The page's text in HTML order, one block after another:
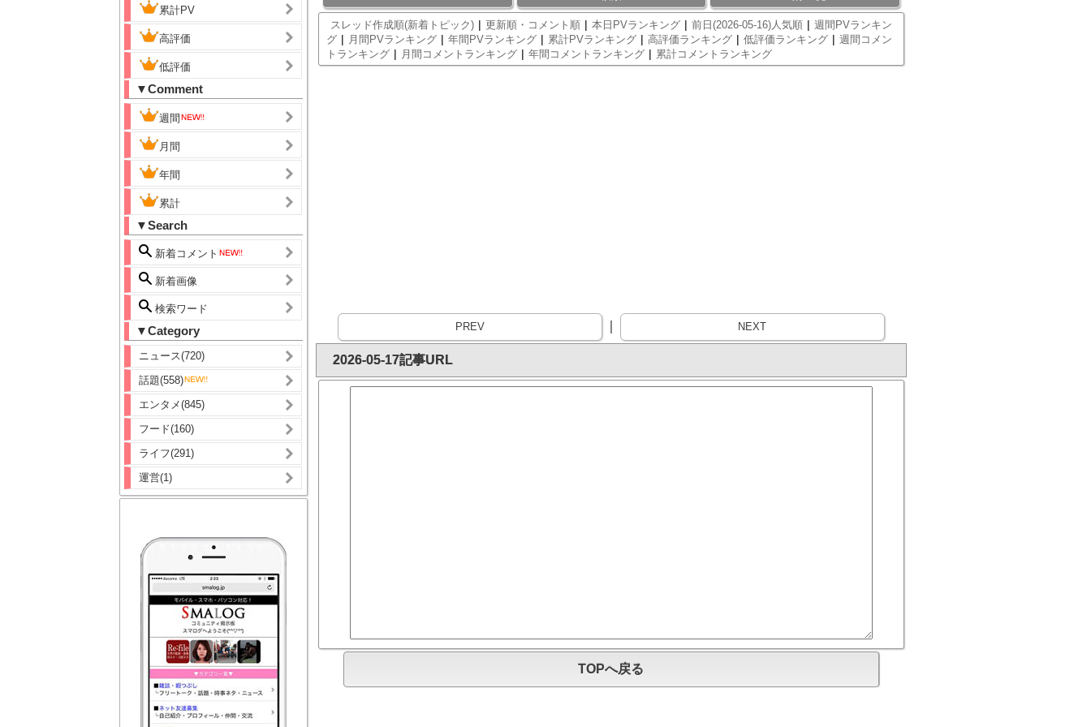
累計PV
高評価
低評価
▼Comment
週間
月間
年間
累計
▼Search
新着コメント
新着画像
検索ワード
▼Category
ニュース(720)
話題(558)
エンタメ(845)
フード(160)
ライフ(291)
運営(1)
スレッド作成順(新着トピック) | 更新順・コメント順 | 本日PVランキング | 前日(2026-05-16)人気順 | 週間PVランキン
グ | 月間PVランキング | 年間PVランキング | 累計PVランキング | 高評価ランキング | 低評価ランキング | 週間コメン
トランキング | 月間コメントランキング | 年間コメントランキング | 累計コメントランキング
PREV NEXT
2026-05-17記事URL
TOPへ戻る